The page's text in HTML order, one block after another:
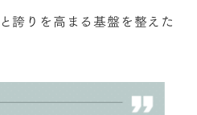
誇りを高まる基盤を整えた